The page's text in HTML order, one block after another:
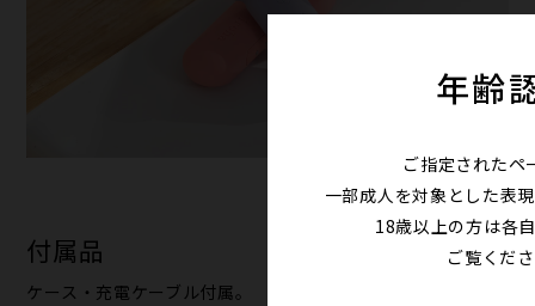
付属品
ケース・充電ケーブル付属。
年齢
ご指定されたペ
一部成人を対象とした表
18歳以上の方は各
ご覧くだ